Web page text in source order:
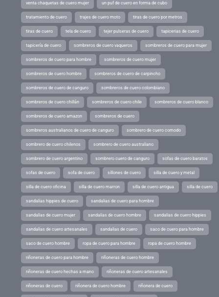
venta chaquetas de cuero mujer un puf de cuero en forma de cubo
tratamiento de cuero trajes de cuero moto tiras de cuero por metros
tiras de cuero tela de cuero tejer pulseras de cuero tapicerias de cuero
tapicería de cuero sombreros de cuero vaqueros sombreros de cuero para mujer
sombreros de cuero para hombre sombreros de cuero mujer
sombreros de cuero hombre sombreros de cuero de carpincho
sombreros de cuero de canguro sombreros de cuero colombiano
sombreros de cuero chillán sombreros de cuero chile sombreros de cuero blanco
sombreros de cuero amazon sombreros de cuero
sombreros australianos de cuero de canguro sombrero de cuero comodo
sombrero de cuero chilenos sombrero de cuero australiano
sombrero de cuero argentino sombrero cuero de canguro sofas de cuero baratos
sofas de cuero sofa de cuero sillones de cuero silla de cuero y metal
silla de cuero oficina silla de cuero marron silla de cuero antigua silla de cuero
sandalias hippies de cuero sandalias de cuero para hombre
sandalias de cuero mujer sandalias de cuero hombre sandalias de cuero hippies
sandalias de cuero artesanales sandalias de cuero saco de cuero para hombre
saco de cuero hombre ropa de cuero para hombre ropa de cuero hombre
riñoneras de cuero para hombre riñoneras de cuero hombre
riñoneras de cuero hechas a mano riñoneras de cuero artesanales
riñoneras de cuero riñonera de cuero hombre riñonera de cuero